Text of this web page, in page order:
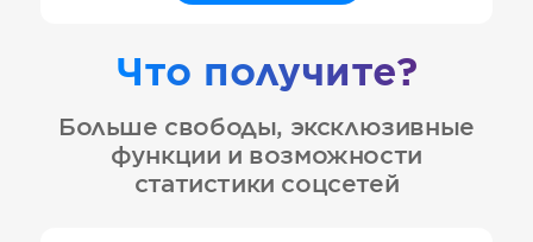
Что получите?
Больше свободы, эксклюзивные
функции и возможности
статистики соцсетей